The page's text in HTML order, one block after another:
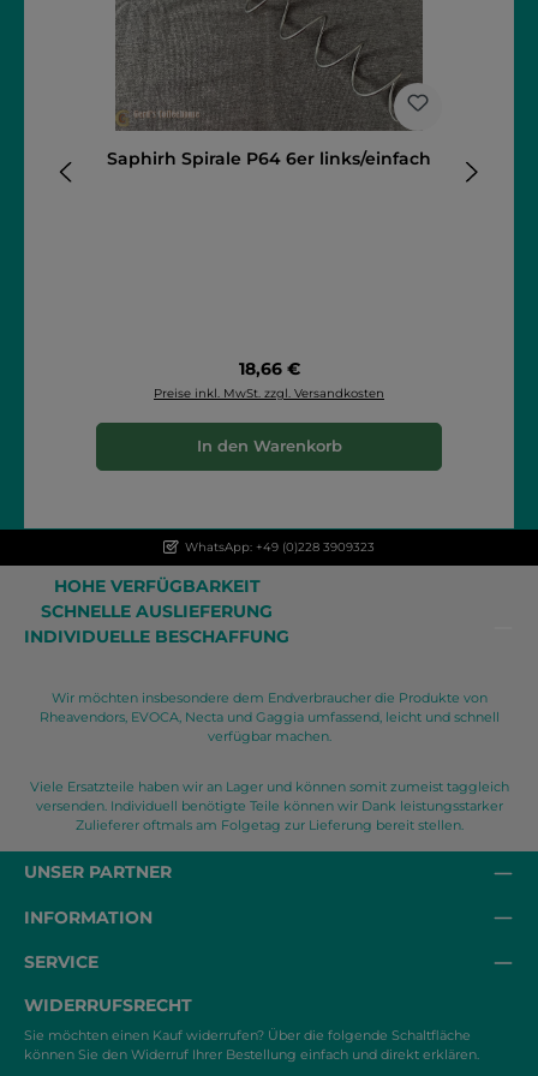
Saphirh Spirale P64 6er links/einfach
Regulärer Preis:
18,66 €
Preise inkl. MwSt. zzgl. Versandkosten
In den Warenkorb
WhatsApp: +49 (0)228 3909323
HOHE VERFÜGBARKEIT
SCHNELLE AUSLIEFERUNG
INDIVIDUELLE BESCHAFFUNG
Wir möchten insbesondere dem Endverbraucher die Produkte von
Rheavendors, EVOCA, Necta und Gaggia umfassend, leicht und schnell
verfügbar machen.
Viele Ersatzteile haben wir an Lager und können somit zumeist taggleich
versenden. Individuell benötigte Teile können wir Dank leistungsstarker
Zulieferer oftmals am Folgetag zur Lieferung bereit stellen.
UNSER PARTNER
INFORMATION
SERVICE
WIDERRUFSRECHT
Sie möchten einen Kauf widerrufen? Über die folgende Schaltfläche
können Sie den Widerruf Ihrer Bestellung einfach und direkt erklären.